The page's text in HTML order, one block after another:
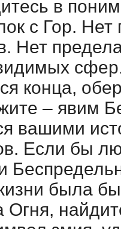
в
с Гор. Нет
Нет
конца,
– явим
вашими
Если бы
была
Огня,